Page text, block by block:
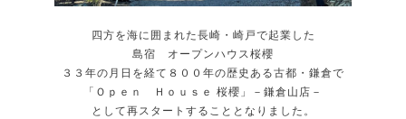
四方を海に囲まれた長崎・崎戸で起業した
島宿 オープンハウス桜櫻
３３年の月日を経て８００年の歴史ある古都・鎌倉で
「Ｏｐｅｎ Ｈｏｕｓｅ 桜櫻」－鎌倉山店－
として再スタートすることとなりました。